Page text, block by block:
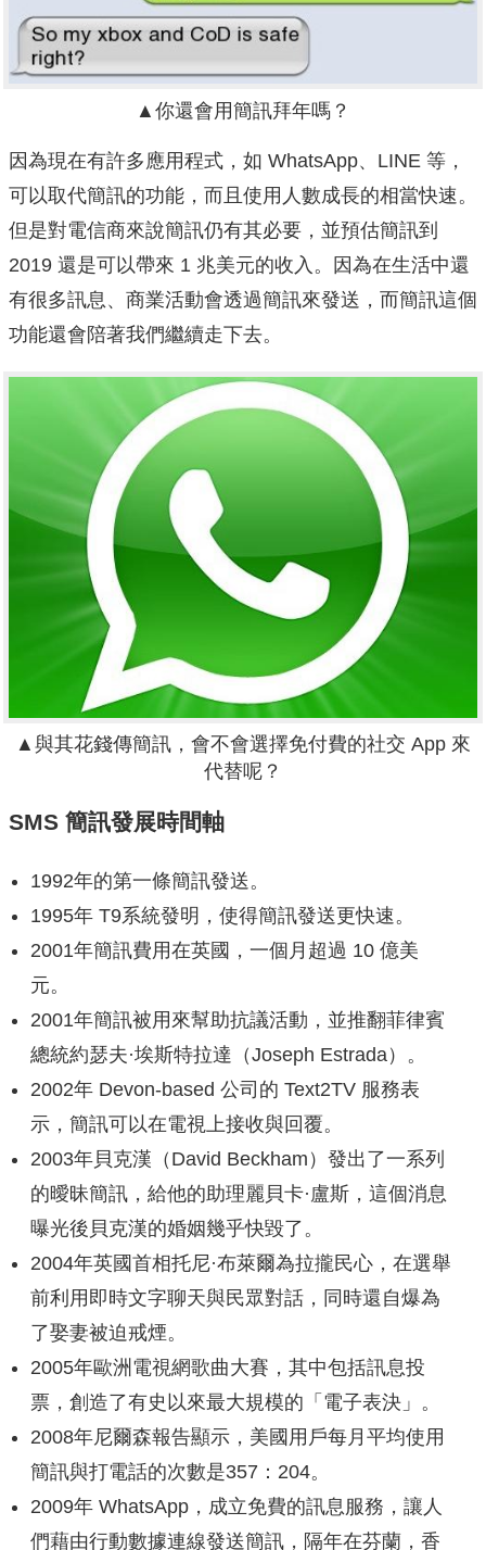
▲你還會用簡訊拜年嗎？
因為現在有許多應用程式，如 WhatsApp、LINE 等，
可以取代簡訊的功能，而且使用人數成長的相當快速。
但是對電信商來說簡訊仍有其必要，並預估簡訊到
2019 還是可以帶來 1 兆美元的收入。因為在生活中還
有很多訊息、商業活動會透過簡訊來發送，而簡訊這個
功能還會陪著我們繼續走下去。
▲與其花錢傳簡訊，會不會選擇免付費的社交 App 來
代替呢？
SMS 簡訊發展時間軸
1992年的第一條簡訊發送。
1995年 T9系統發明，使得簡訊發送更快速。
2001年簡訊費用在英國，一個月超過 10 億美
元。
2001年簡訊被用來幫助抗議活動，並推翻菲律賓
總統約瑟夫·埃斯特拉達（Joseph Estrada）。
2002年 Devon-based 公司的 Text2TV 服務表
示，簡訊可以在電視上接收與回覆。
2003年貝克漢（David Beckham）發出了一系列
的曖昧簡訊，給他的助理麗貝卡·盧斯，這個消息
曝光後貝克漢的婚姻幾乎快毀了。
2004年英國首相托尼·布萊爾為拉攏民心，在選舉
前利用即時文字聊天與民眾對話，同時還自爆為
了娶妻被迫戒煙。
2005年歐洲電視網歌曲大賽，其中包括訊息投
票，創造了有史以來最大規模的「電子表決」。
2008年尼爾森報告顯示，美國用戶每月平均使用
簡訊與打電話的次數是357：204。
2009年 WhatsApp，成立免費的訊息服務，讓人
們藉由行動數據連線發送簡訊，隔年在芬蘭，香